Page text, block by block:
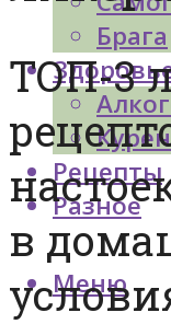
Брага
Рецепты
Разное
Меню
ТОП-3
в